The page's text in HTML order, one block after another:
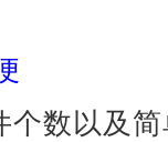
个数以及